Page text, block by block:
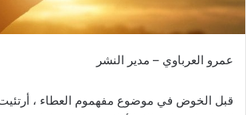
ل
و
عمرو العرباوي – مدير النشر
قبل الخوض في موضوع مفهموم العطاء ،